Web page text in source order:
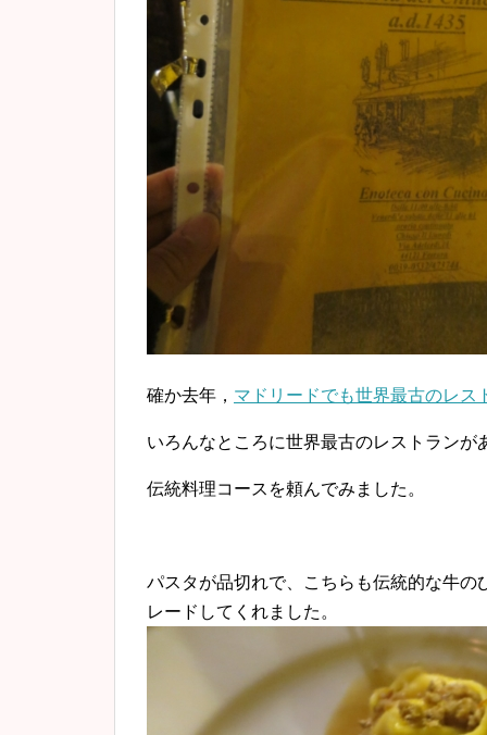
確か去年， マドリードでも世界最古のレス
いろんなところに世界最古のレストランが
伝統料理コースを頼んでみました。
パスタが品切れで、こちらも伝統的な牛
レードしてくれました。